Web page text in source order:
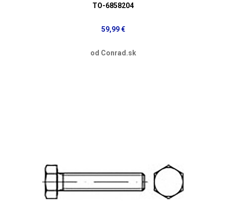
TO-6858204
59,99 €
od Conrad.sk